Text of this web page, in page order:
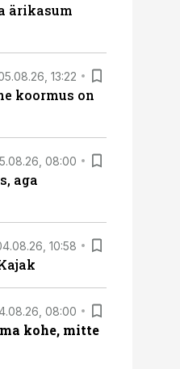
ärikasum
13:22
koormus on
08:00
aga
10:58
08:00
kohe, mitte